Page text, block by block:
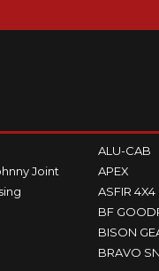
Joint
ALU-CAB
APEX
ASFIR 4X4
BF
BISON
BRAVO